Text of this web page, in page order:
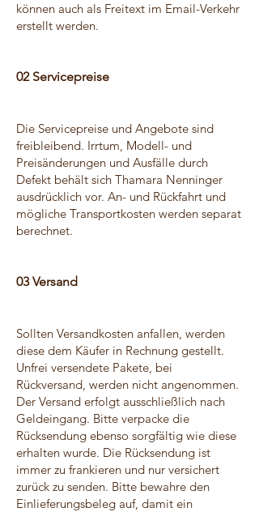
können auch als Freitext im Email-Verkehr
erstellt werden.
02 Servicepreise
Die Servicepreise und Angebote sind
freibleibend. Irrtum, Modell- und
Preisänderungen und Ausfälle durch
Defekt behält sich Thamara Nenninger
ausdrücklich vor. An- und Rückfahrt und
mögliche Transportkosten werden separat
berechnet.
03 Versand
Sollten Versandkosten anfallen, werden
diese dem Käufer in Rechnung gestellt.
Unfrei versendete Pakete, bei
Rückversand, werden nicht angenommen.
Der Versand erfolgt ausschließlich nach
Geldeingang. Bitte verpacke die
Rücksendung ebenso sorgfältig wie diese
erhalten wurde. Die Rücksendung ist
immer zu frankieren und nur versichert
zurück zu senden. Bitte bewahre den
Einlieferungsbeleg auf, damit ein